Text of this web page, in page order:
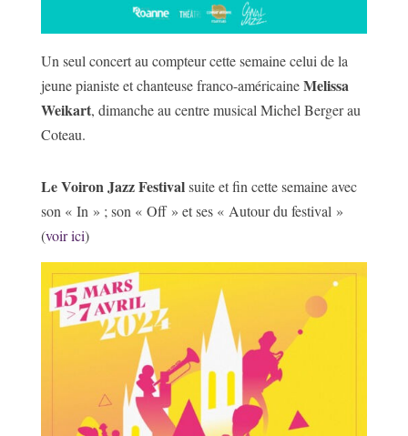
Un seul concert au compteur cette semaine celui de la
jeune pianiste et chanteuse franco-américaineMelissa
Weikart, dimanche au centre musical Michel Berger au
Coteau.
Le Voiron Jazz Festivalsuite et fin cette semaine avec
son « In » ; son « Off » et ses « Autour du festival »
(voir ici)